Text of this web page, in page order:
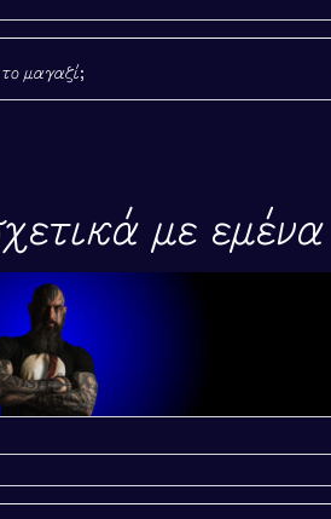
παραγγελίας
το μαγαζί;
με εμένα